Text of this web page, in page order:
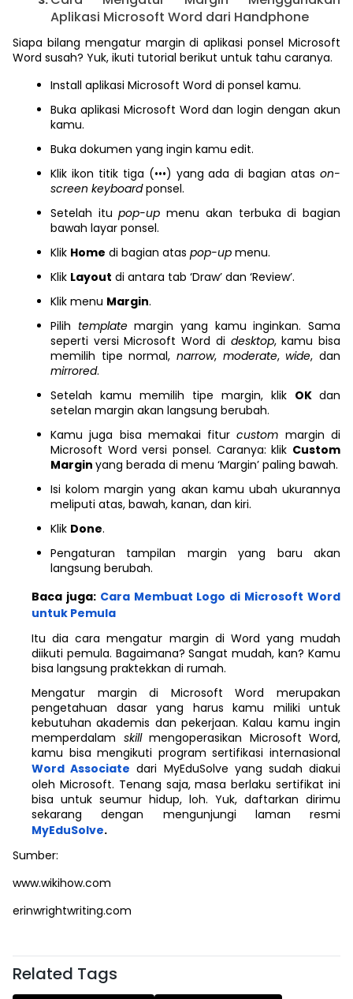
Aplikasi Microsoft Word dari Handphone
Siapa bilang mengatur margin di aplikasi ponsel Microsoft
Word susah? Yuk, ikuti tutorial berikut untuk tahu caranya.
Install aplikasi Microsoft Word di ponsel kamu.
Buka aplikasi Microsoft Word dan login dengan akun
kamu.
Buka dokumen yang ingin kamu edit.
Klik ikon titik tiga (•••) yang ada di bagian atason-
screen keyboardponsel.
Setelah itupop-upmenu akan terbuka di bagian
bawah layar ponsel.
Klik Home di bagian atas pop-up menu.
Klik Layout di antara tab ‘Draw’ dan ‘Review’.
Klik menu Margin.
Pilih templatemargin yang kamu inginkan. Sama
seperti versi Microsoft Word di desktop, kamu bisa
memilih tipe normal, narrow, moderate,wide, dan
mirrored.
Setelah kamu memilih tipe margin, klik OK dan
setelan margin akan langsung berubah.
Kamu juga bisa memakai fiturcustom margin di
Microsoft Word versi ponsel. Caranya: klik Custom
Margin yang berada di menu ‘Margin’ paling bawah.
Isi kolom margin yang akan kamu ubah ukurannya
meliputi atas, bawah, kanan, dan kiri.
Klik Done.
Pengaturan tampilan margin yang baru akan
langsung berubah.
Baca juga:Cara Membuat Logo di Microsoft Word
untuk Pemula
Itu dia cara mengatur margin di Word yang mudah
diikuti pemula. Bagaimana? Sangat mudah, kan? Kamu
bisa langsung praktekkan di rumah.
Mengatur margin di Microsoft Word merupakan
pengetahuan dasar yang harus kamu miliki untuk
kebutuhan akademis dan pekerjaan. Kalau kamu ingin
memperdalam skillmengoperasikan Microsoft Word,
kamu bisa mengikuti program sertifikasi internasional
Word Associate dari MyEduSolve yang sudah diakui
oleh Microsoft. Tenang saja, masa berlaku sertifikat ini
bisa untuk seumur hidup, loh. Yuk, daftarkan dirimu
sekarang dengan mengunjungi laman resmi
MyEduSolve.
Sumber:
www.wikihow.com
erinwrightwriting.com
Related Tags